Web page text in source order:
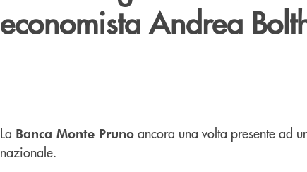
economista Andrea
La Banca Monte Pruno ancora una volta presente ad
nazionale.